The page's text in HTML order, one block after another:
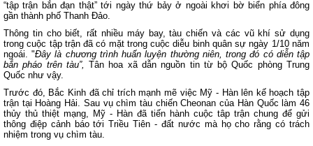
“tập trận bắn đạn thật” tới ngày thứ bảy ở ngoài khơi bờ biển phía đông
gần thành phố Thanh Đảo.
Thông tin cho biết, rất nhiều máy bay, tàu chiến và các vũ khí sử dụng
trong cuộc tập trận đã có mặt trong cuộc diễu binh quân sự ngày 1/10 năm
ngoái. "Đây là chương trình huấn luyện thường niên, trong đó có diễn tập
bắn pháo trên tàu”, Tân hoa xã dẫn nguồn tin từ bộ Quốc phòng Trung
Quốc như vậy.
Trước đó, Bắc Kinh đã chỉ trích mạnh mẽ việc Mỹ - Hàn lên kế hoạch tập
trận tại Hoàng Hải. Sau vụ chìm tàu chiến Cheonan của Hàn Quốc làm 46
thủy thủ thiệt mạng, Mỹ - Hàn đã tiến hành cuộc tâp trận chung để gửi
thông điệp cảnh báo tới Triều Tiên - đất nước mà họ cho rằng có trách
nhiệm trong vụ chìm tàu.